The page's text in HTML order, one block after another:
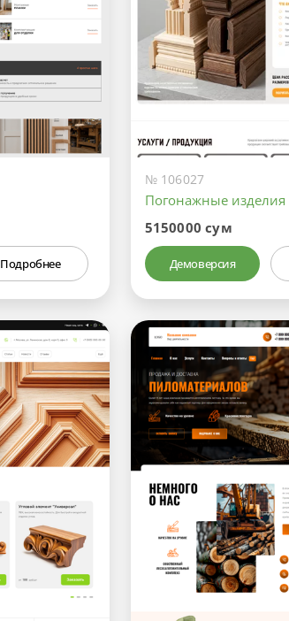
Подробнее
№ 106027
Погонажные изделия
5150000 сум
Демоверсия